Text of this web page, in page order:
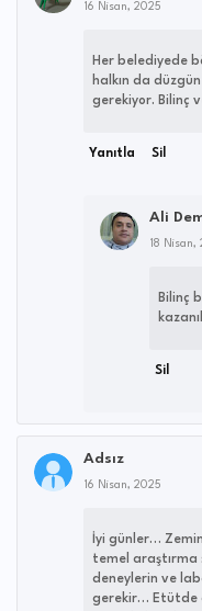
16 Nisan, 2025
Her belediyede
halkın da
gerekiyor. Bilinç
Yanıtla Sil
Ali
18 Nisan,
Bilinç
Sil
Adsız
16 Nisan, 2025
İyi günler…
temel araştırma
deneylerin ve
gerekir… Etütde